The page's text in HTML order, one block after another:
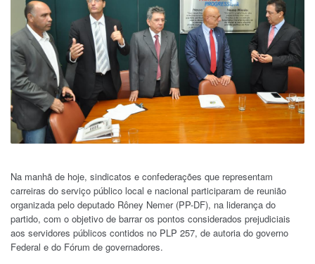
Na manhã de hoje, sindicatos e confederações que representam
carreiras do serviço público local e nacional participaram de reunião
organizada pelo deputado Rôney Nemer (PP-DF), na liderança do
partido, com o objetivo de barrar os pontos considerados prejudiciais
aos servidores públicos contidos no PLP 257, de autoria do governo
Federal e do Fórum de governadores.